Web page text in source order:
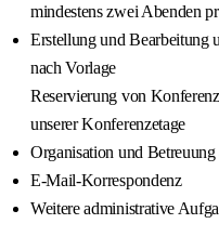
mindestens zwei Abenden
Erstellung und Bearbeitung
nach Vorlage
Reservierung von
unserer Konferenzetage
Organisation und Betreuung
E-Mail-Korrespondenz
Weitere administrative